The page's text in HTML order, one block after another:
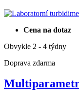
Cena na dotaz
Obvykle 2 - 4 týdny
Doprava zdarma